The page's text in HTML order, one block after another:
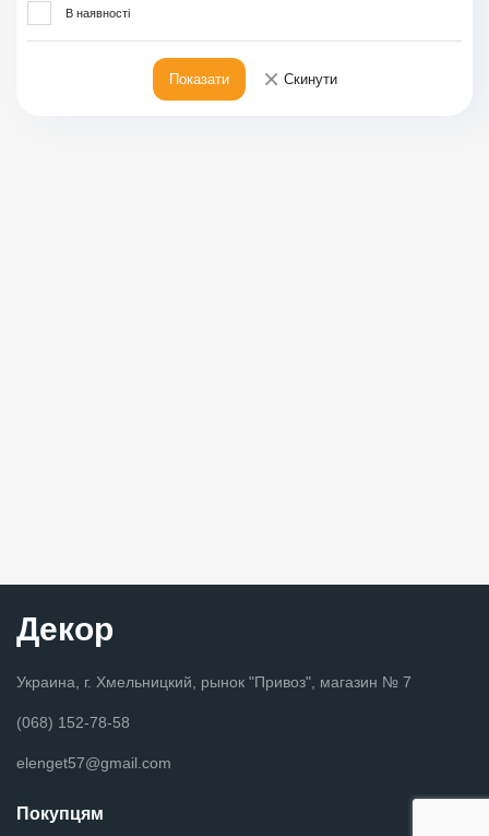
В наявності
Показати × Скинути
Декор
Украина, г. Хмельницкий, рынок "Привоз", магазин № 7
(068) 152-78-58
elenget57@gmail.com
Покупцям